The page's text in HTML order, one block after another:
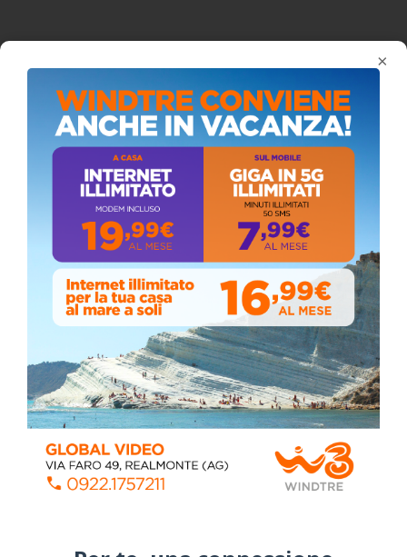
ISCRIVITI AL CANALE YOUTUBE
ALMANACCO DEL GIORNO